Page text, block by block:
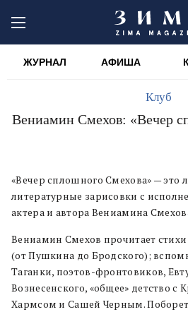
ЖУРНАЛ АФИША
Клуб
Вениамин Смехов: «Вечер
«Вечер сплошного Смехова» — это
литературные зарисовки c
актера и автора Вениамина
Вениамин Смехов прочитает
(от Пушкина до Бродского);
Таганки, поэтов-фронтовиков,
Вознесенского, «общее» детство
Хармсом и Сашей Черным.